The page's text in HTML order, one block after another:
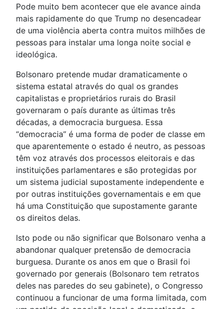
Pode muito bem acontecer que ele avance ainda
mais rapidamente do que Trump no desencadear
de uma violência aberta contra muitos milhões de
pessoas para instalar uma longa noite social e
ideológica.
Bolsonaro pretende mudar dramaticamente o
sistema estatal através do qual os grandes
capitalistas e proprietários rurais do Brasil
governaram o país durante as últimas três
décadas, a democracia burguesa. Essa
“democracia” é uma forma de poder de classe em
que aparentemente o estado é neutro, as pessoas
têm voz através dos processos eleitorais e das
instituições parlamentares e são protegidas por
um sistema judicial supostamente independente e
por outras instituições governamentais e em que
há uma Constituição que supostamente garante
os direitos delas.
Isto pode ou não significar que Bolsonaro venha a
abandonar qualquer pretensão de democracia
burguesa. Durante os anos em que o Brasil foi
governado por generais (Bolsonaro tem retratos
deles nas paredes do seu gabinete), o Congresso
continuou a funcionar de uma forma limitada, com